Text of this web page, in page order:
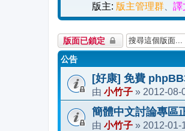
版主: 版主管理群 譯
版面已鎖定
公告
[好康] 免費
由 小竹子 » 2012-08-
簡體中文討論專區
由 小竹子 » 2012-01-